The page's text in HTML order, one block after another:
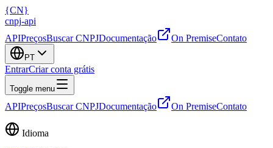
{CN}
cnpj-api
APIPreçosBuscar CNPJDocumentação On PremiseContato
PT
EntrarCriar conta grátis
Toggle menu
APIPreçosBuscar CNPJDocumentação On PremiseContato
Idioma